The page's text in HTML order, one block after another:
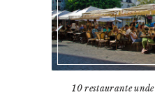
10 restaurante